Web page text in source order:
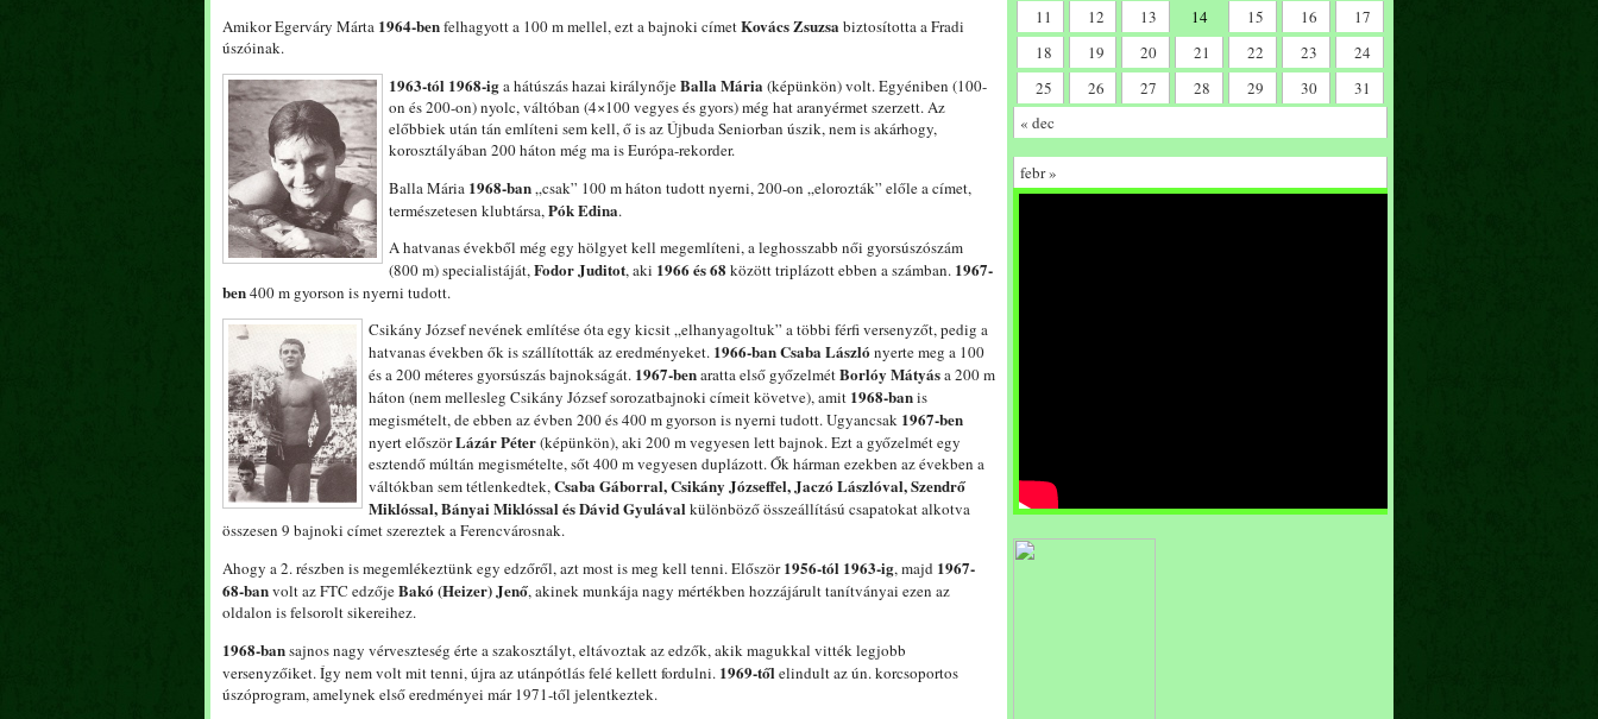
Amikor Egerváry Márta 1964-benfelhagyott a 100 m mellel, ezt a bajnoki címetKovács Zsuzsa biztosította a Fradi
úszóinak.
1963-tól 1968-iga hátúszás hazai királynőjeBalla Mária (képünkön) volt. Egyéniben (100-
on és 200-on) nyolc, váltóban (4×100 vegyes és gyors) még hat aranyérmet szerzett. Az
előbbiek után tán említeni sem kell, ő is az Újbuda Seniorban úszik, nem is akárhogy,
korosztályában 200 háton még ma is Európa-rekorder.
Balla Mária 1968-ban„csak” 100 m háton tudott nyerni, 200-on „elorozták” előle a címet,
természetesen klubtársa,Pók Edina.
A hatvanas évekből még egy hölgyet kell megemlíteni, a leghosszabb női gyorsúszószám
(800 m) specialistáját,Fodor Juditot, aki 1966 és 68 között triplázott ebben a számban. 1967-
ben400 m gyorson is nyerni tudott.
Csikány József nevének említése óta egy kicsit „elhanyagoltuk” a többi férfi versenyzőt, pedig a
hatvanas években ők is szállították az eredményeket. 1966-banCsaba László nyerte meg a 100
és a 200 méteres gyorsúszás bajnokságát. 1967-benaratta első győzelmétBorlóy Mátyása 200 m
háton (nem mellesleg Csikány József sorozatbajnoki címeit követve), amit 1968-banis
megismételt, de ebben az évben 200 és 400 m gyorson is nyerni tudott. Ugyancsak 1967-ben
nyert előszörLázár Péter(képünkön), aki 200 m vegyesen lett bajnok. Ezt a győzelmét egy
esztendő múltán megismételte, sőt 400 m vegyesen duplázott. Ők hárman ezekben az években a
váltókban sem tétlenkedtek,Csaba Gáborral, Csikány Józseffel, Jaczó Lászlóval, Szendrő
Miklóssal, Bányai Miklóssal és Dávid Gyulávalkülönböző összeállítású csapatokat alkotva
összesen 9 bajnoki címet szereztek a Ferencvárosnak.
Ahogy a 2. részben is megemlékeztünk egy edzőről, azt most is meg kell tenni. Először1956-tól 1963-ig, majd 1967-
68-banvolt az FTC edzőjeBakó (Heizer) Jenő, akinek munkája nagy mértékben hozzájárult tanítványai ezen az
oldalon is felsorolt sikereihez.
1968-bansajnos nagy vérveszteség érte a szakosztályt, eltávoztak az edzők, akik magukkal vitték legjobb
versenyzőiket. Így nem volt mit tenni, újra az utánpótlás felé kellett fordulni. 1969-tőlelindult az ún. korcsoportos
úszóprogram, amelynek első eredményei már 1971-től jelentkeztek.
11
12 13 14 15 16
17
18
19 20 21 22 23
24
25
26 27 28 29 30
31
« dec
febr »